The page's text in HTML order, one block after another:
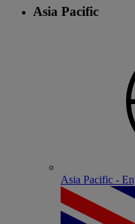
Asia Pacific
Asia Pacific -